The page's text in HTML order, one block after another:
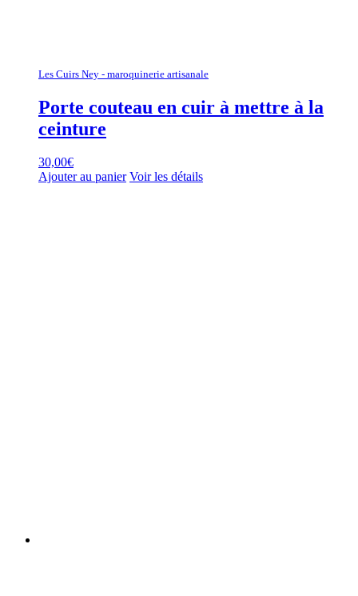
Les Cuirs Ney - maroquinerie artisanale
Porte couteau en cuir à mettre à la
ceinture
30,00€
Ajouter au panier Voir les détails